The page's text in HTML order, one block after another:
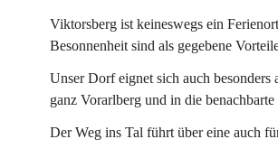
Viktorsberg ist keineswegs ein
Besonnenheit sind als gegebene
Unser Dorf eignet sich auch
ganz Vorarlberg und in die
Der Weg ins Tal führt über eine auch